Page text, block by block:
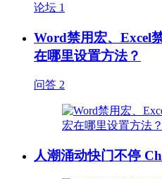
论坛 1
Word禁用宏、Excel
在哪里设置方法？
问答 2
人潮涌动快门不停